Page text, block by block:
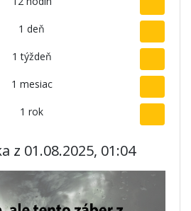
1 deň
1 týždeň
1 mesiac
1 rok
z 01.08.2025, 01:04